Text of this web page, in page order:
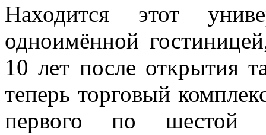
Находится этот
одноимённой
10 лет после открытия
теперь торговый
первого по шестой